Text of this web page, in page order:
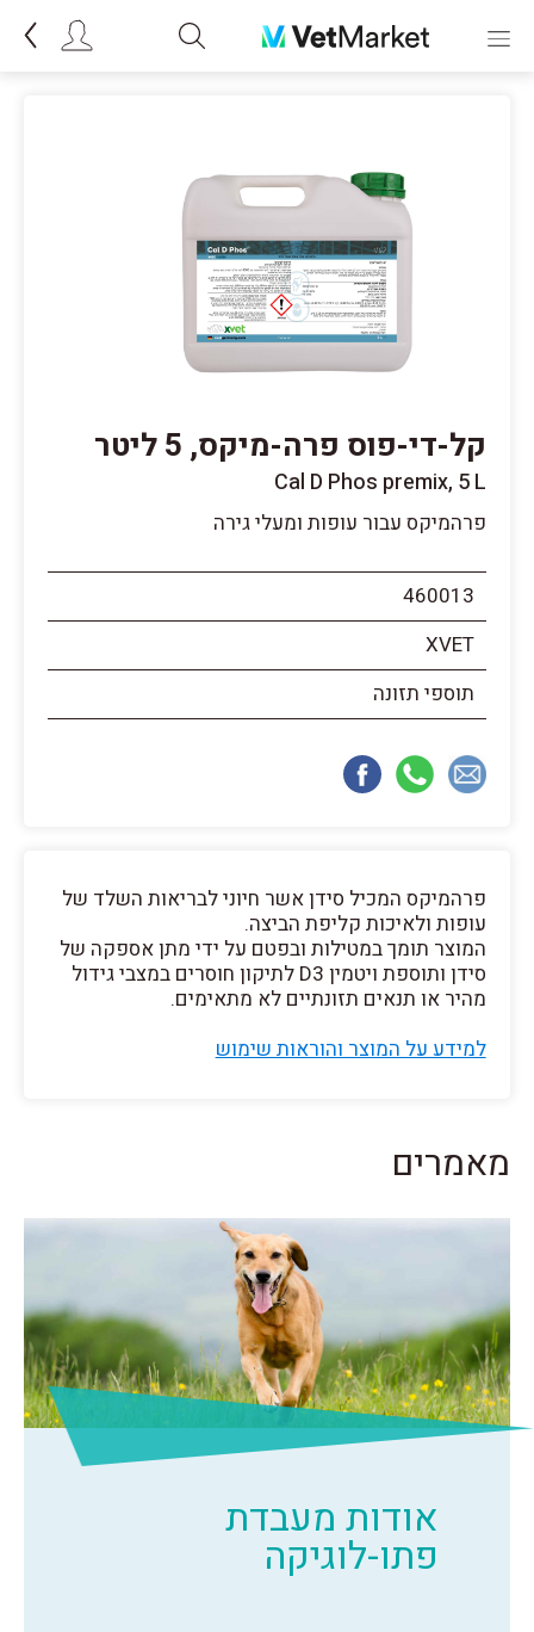
קל-די-פוס פרה-מיקס, 5 ליטר
Cal D Phos premix, 5 L
פרהמיקס עבור עופות ומעלי גירה
460013
XVET
תוספי תזונה
פרהמיקס המכיל סידן אשר חיוני לבריאות השלד של
עופות ולאיכות קליפת הביצה.
המוצר תומך במטילות ובפטם על ידי מתן אספקה של
סידן ותוספת ויטמין D3 לתיקון חוסרים במצבי גידול
מהיר או תנאים תזונתיים לא מתאימים.
למידע על המוצר והוראות שימוש
מאמרים
אודות מעבדת
פתו-לוגיקה